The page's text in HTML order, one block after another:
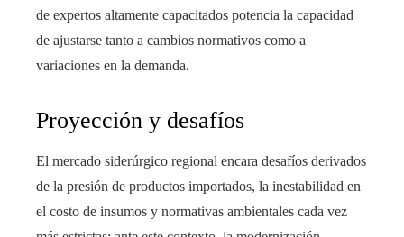
de expertos altamente capacitados potencia la capacidad
de ajustarse tanto a cambios normativos como a
variaciones en la demanda.
Proyección y desafíos
El mercado siderúrgico regional encara desafíos derivados
de la presión de productos importados, la inestabilidad en
el costo de insumos y normativas ambientales cada vez